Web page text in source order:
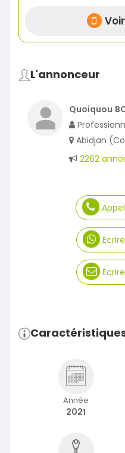
L'annonceur
Quoiquou
Abidjan
2262
Année
2021